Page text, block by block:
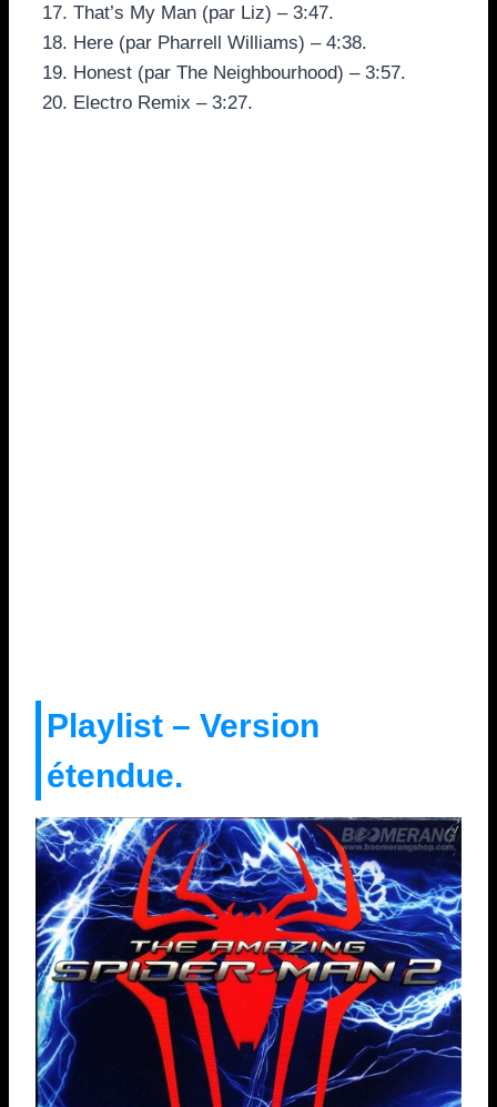
That’s My Man (par Liz) – 3:47.
Here (par Pharrell Williams) – 4:38.
Honest (par The Neighbourhood) – 3:57.
Electro Remix – 3:27.
Playlist – Version
étendue.